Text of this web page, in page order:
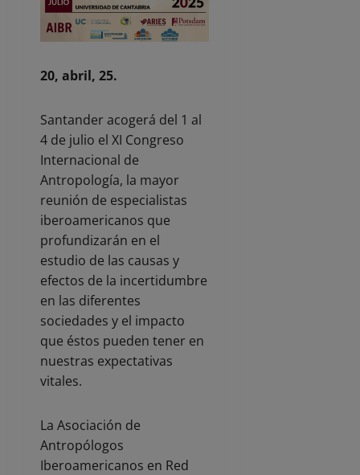
20, abril, 25.
Santander acogerá del 1 al
4 de julio el XI Congreso
Internacional de
Antropología, la mayor
reunión de especialistas
iberoamericanos que
profundizarán en el
estudio de las causas y
efectos de la incertidumbre
en las diferentes
sociedades y el impacto
que éstos pueden tener en
nuestras expectativas
vitales.
La Asociación de
Antropólogos
Iberoamericanos en Red